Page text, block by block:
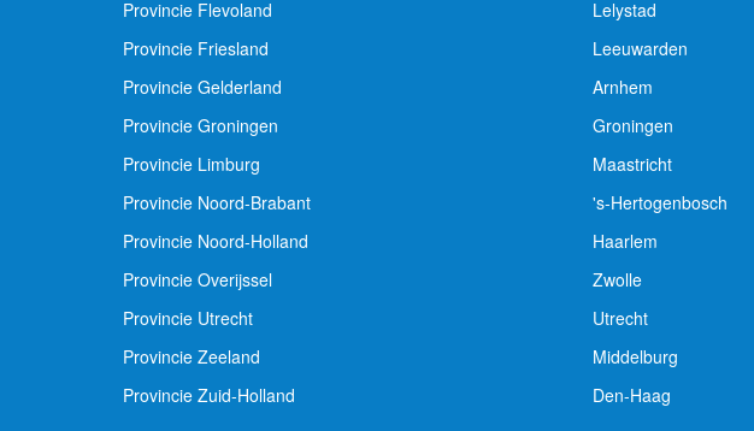
Provincie Flevoland
Provincie Friesland
Provincie Gelderland
Provincie Groningen
Provincie Limburg
Provincie Noord-Brabant
Provincie Noord-Holland
Provincie Overijssel
Provincie Utrecht
Provincie Zeeland
Provincie Zuid-Holland
Lelystad
Leeuwarden
Arnhem
Groningen
Maastricht
's-Hertogenbosch
Haarlem
Zwolle
Utrecht
Middelburg
Den-Haag